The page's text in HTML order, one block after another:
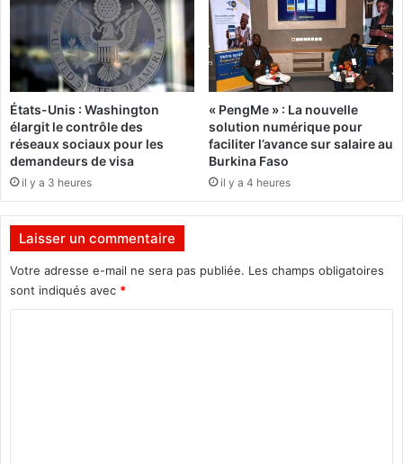
l
'
n
v
i
o
l
a
i
i
i
:
e
c
o
m
t
d
f
u
États-Unis : Washington
élargit le contrôle des
réseaux sociaux pour les
demandeurs de visa
il y a 3 heures
« PengMe » : La nouvelle
solution numérique pour
faciliter l’avance sur salaire au
Burkina Faso
il y a 4 heures
Laisser un commentaire
Votre adresse e-mail ne sera pas publiée. Les champs obligatoires
sont indiqués avec *